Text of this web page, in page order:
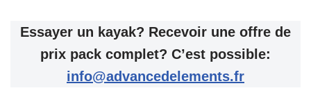
Essayer un kayak? Recevoir une offre de
prix pack complet? C’est possible:
info@advancedelements.fr